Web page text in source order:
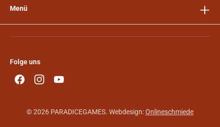
Menü
Folge uns
© 2026 PARADICEGAMES. Webdesign:Onlineschmiede